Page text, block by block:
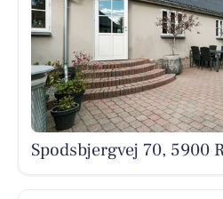
Spodsbjergvej 70, 5900